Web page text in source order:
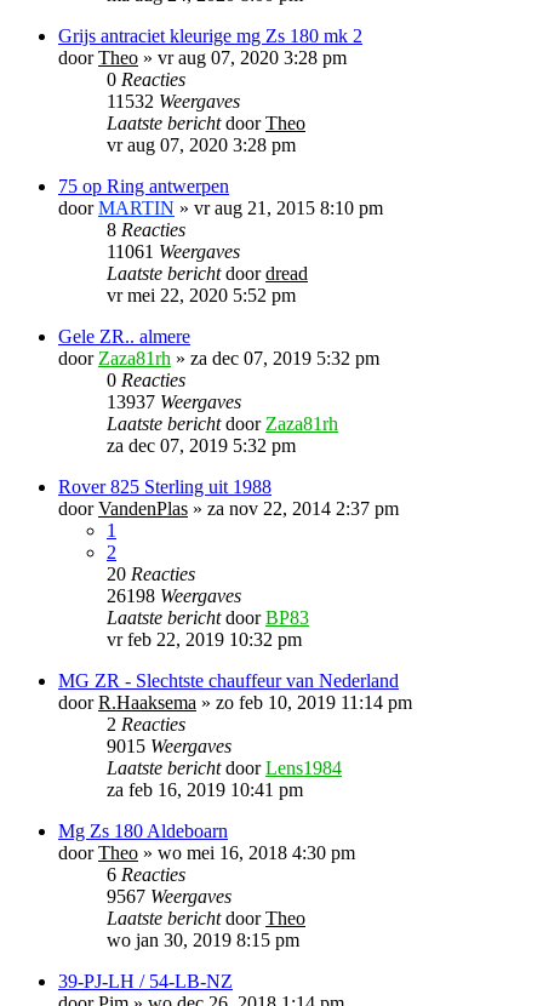
Grijs antraciet kleurige mg Zs 180 mk 2
doorTheo » vr aug 07, 2020 3:28 pm
0 Reacties
11532 Weergaves
Laatste berichtdoorTheo
vr aug 07, 2020 3:28 pm
75 op Ring antwerpen
doorMARTIN » vr aug 21, 2015 8:10 pm
8 Reacties
11061 Weergaves
Laatste berichtdoordread
vr mei 22, 2020 5:52 pm
Gele ZR.. almere
door Zaza81rh » za dec 07, 2019 5:32 pm
0 Reacties
13937 Weergaves
Laatste berichtdoor Zaza81rh
za dec 07, 2019 5:32 pm
Rover 825 Sterling uit 1988
doorVandenPlas » za nov 22, 2014 2:37 pm
1
2
20 Reacties
26198 Weergaves
Laatste berichtdoorBP83
vr feb 22, 2019 10:32 pm
MG ZR - Slechtste chauffeur van Nederland
doorR.Haaksema » zo feb 10, 2019 11:14 pm
2 Reacties
9015 Weergaves
Laatste berichtdoorLens1984
za feb 16, 2019 10:41 pm
Mg Zs 180 Aldeboarn
doorTheo » wo mei 16, 2018 4:30 pm
6 Reacties
9567 Weergaves
Laatste berichtdoorTheo
wo jan 30, 2019 8:15 pm
39-PJ-LH / 54-LB-NZ